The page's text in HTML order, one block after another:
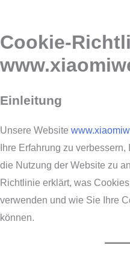
Cookie-
Einleitung
Unsere Website
Ihre Erfahrung zu
die Nutzung der Website zu
Richtlinie erklärt, was
verwenden und wie Sie Ihre
können.